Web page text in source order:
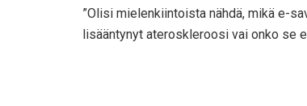
”Olisi mielenkiintoista nähdä, mikä e-
lisääntynyt ateroskleroosi vai onko se